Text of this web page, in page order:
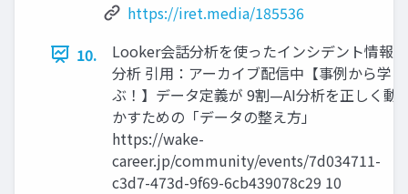
https://iret.media/185536
10.
Looker会話分析を使ったインシデント情報
分析 引用：アーカイブ配信中【事例から学
ぶ！】データ定義が 9割—AI分析を正しく動
かすための「データの整え方」
https://wake-
career.jp/community/events/7d034711-
c3d7-473d-9f69-6cb439078c29 10